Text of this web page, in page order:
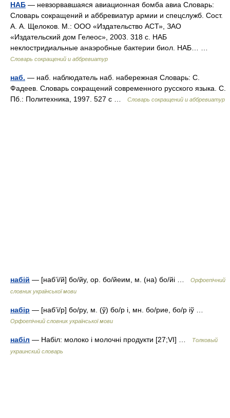
НАБ — невзорвавшаяся авиационная бомба авиа Словарь:
Словарь сокращений и аббревиатур армии и спецслужб. Сост.
А. А. Щелоков. М.: ООО «Издательство АСТ», ЗАО
«Издательский дом Гелеос», 2003. 318 с. НАБ
неклостридиальные анаэробные бактерии биол. НАБ… …
Словарь сокращений и аббревиатур
наб. — наб. наблюдатель наб. набережная Словарь: С.
Фадеев. Словарь сокращений современного русского языка. С.
Пб.: Политехника, 1997. 527 с …
Словарь сокращений и аббревиатур
набій — [наб’і/й] бо/йу, ор. бо/йеим, м. (на) бо/йі …
Орфоепічний
словник української мови
набір — [наб’і/р] бо/ру, м. (ў) бо/р і, мн. бо/рие, бо/р іў …
Орфоепічний словник української мови
набіл — Набіл: молоко і молочні продукти [27;VI] …
Толковый
украинский словарь